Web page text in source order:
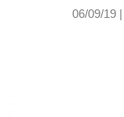
06/09/19 |